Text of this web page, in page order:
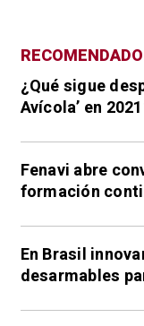
RECOMENDADO
¿Qué sigue
Avícola’ en
Fenavi abre
formación
En Brasil
desarmables